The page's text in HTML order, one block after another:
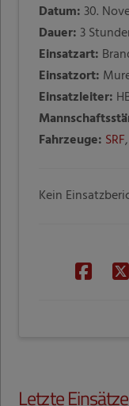
Datum: 30.
Dauer: 3
Einsatzart:
Einsatzort:
Einsatzleiter:
Fahrzeuge: SRF
Kein
Letzte Einsätze